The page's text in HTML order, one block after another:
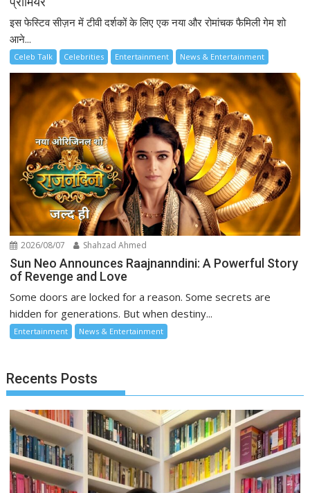
इस फेस्टिव सीज़न में टीवी दर्शकों के लिए एक नया और रोमांचक फैमिली गेम शो
आने...
Celeb Talk Celebrities Entertainment News & Entertainment
2026/08/07 Shahzad Ahmed
Sun Neo Announces Raajnanndini: A Powerful Story
of Revenge and Love
Some doors are locked for a reason. Some secrets are
hidden for generations. But when destiny...
Entertainment News & Entertainment
Recents Posts